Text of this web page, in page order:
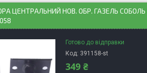
ЦЕНТРАЛЬНИЙ НОВ. ОБР. ГАЗЕЛЬ
Готово до відправки
Код: 391158-st
349 ₴